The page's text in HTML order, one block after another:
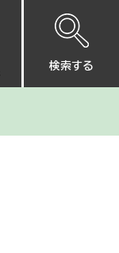
検索する